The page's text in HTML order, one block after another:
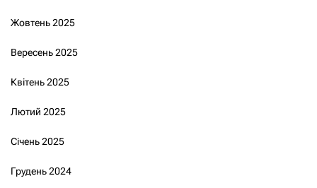
Жовтень 2025
Вересень 2025
Квітень 2025
Лютий 2025
Січень 2025
Грудень 2024